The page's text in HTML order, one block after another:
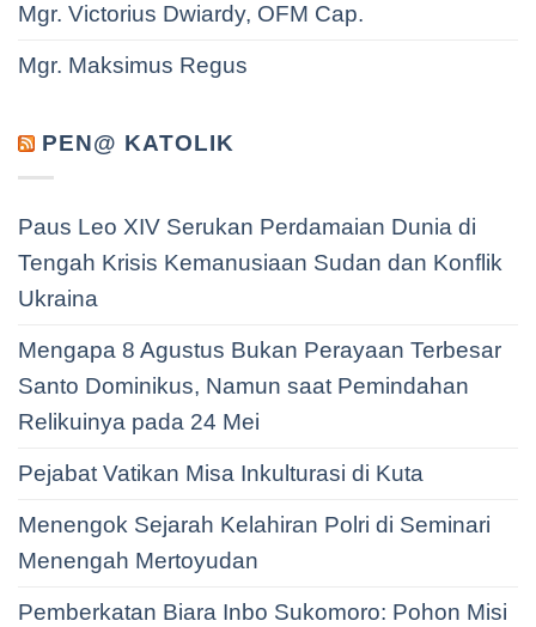
Mgr. Victorius Dwiardy, OFM Cap.
Mgr. Maksimus Regus
PEN@ KATOLIK
Paus Leo XIV Serukan Perdamaian Dunia di
Tengah Krisis Kemanusiaan Sudan dan Konflik
Ukraina
Mengapa 8 Agustus Bukan Perayaan Terbesar
Santo Dominikus, Namun saat Pemindahan
Relikuinya pada 24 Mei
Pejabat Vatikan Misa Inkulturasi di Kuta
Menengok Sejarah Kelahiran Polri di Seminari
Menengah Mertoyudan
Pemberkatan Biara Inbo Sukomoro: Pohon Misi